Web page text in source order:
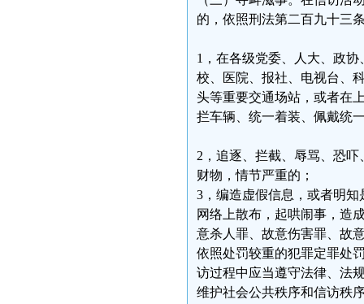
的，依照刑法第二百九十三
1，在各级党委、人大、政
校、医院、报社、电视台、
头等重要交通场站，或者在
拦车辆、统一着装、佩戴统
2，追逐、拦截、辱骂、恐
财物，情节严重的；
3，编造虚假信息，或者明
网络上散布，起哄闹事，造
意杀人罪、故意伤害罪、故
依照处罚较重的犯罪定罪处
访过程中应当遵守法律、法
维护社会公共秩序和信访秩